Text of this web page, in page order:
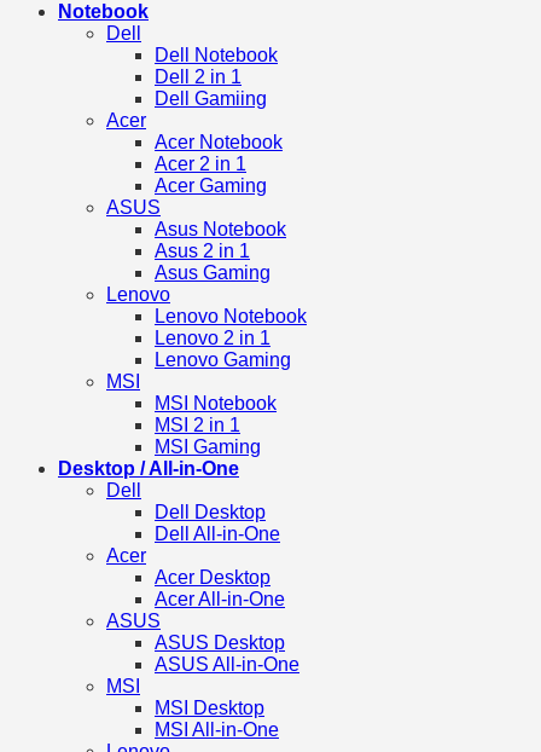
Notebook
Dell
Dell Notebook
Dell 2 in 1
Dell Gamiing
Acer
Acer Notebook
Acer 2 in 1
Acer Gaming
ASUS
Asus Notebook
Asus 2 in 1
Asus Gaming
Lenovo
Lenovo Notebook
Lenovo 2 in 1
Lenovo Gaming
MSI
MSI Notebook
MSI 2 in 1
MSI Gaming
Desktop / All-in-One
Dell
Dell Desktop
Dell All-in-One
Acer
Acer Desktop
Acer All-in-One
ASUS
ASUS Desktop
ASUS All-in-One
MSI
MSI Desktop
MSI All-in-One